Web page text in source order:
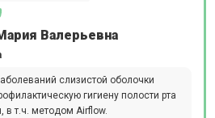
Валерьевна
слизистой оболочки
гигиену полости рта
в т.ч. методом Airflow.